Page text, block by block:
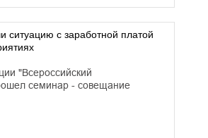
ситуацию с заработной платой
"Всероссийский
семинар - совещание